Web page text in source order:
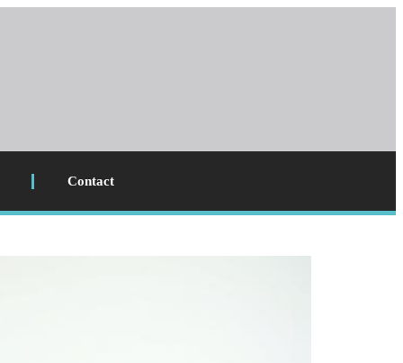
Contact